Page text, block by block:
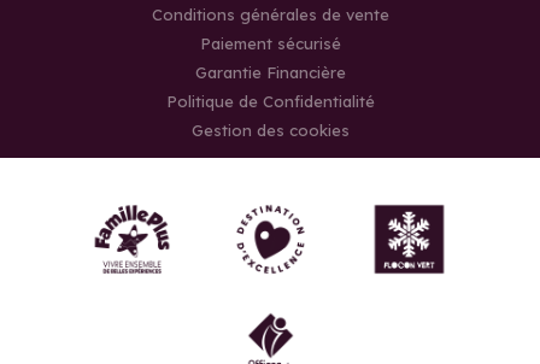
Conditions générales de vente
Paiement sécurisé
Garantie Financière
Politique de Confidentialité
Gestion des cookies